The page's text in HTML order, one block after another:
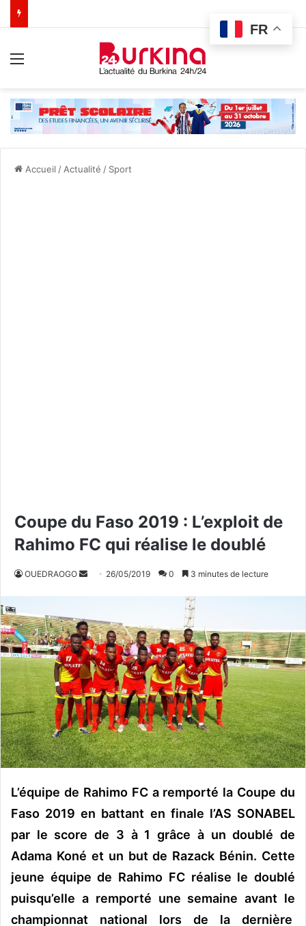
Accueil / Actualité / Sport
Coupe du Faso 2019 : L’exploit de
Rahimo FC qui réalise le doublé
OUEDRAOGO
o
y
e
r
u
n
c
o
u
r
r
e
26/05/2019 0 3 minutes de lecture
L’équipe de Rahimo FC a remporté la Coupe du
Faso 2019 en battant en finale l’AS SONABEL
par le score de 3 à 1 grâce à un doublé de
Adama Koné et un but de Razack Bénin. Cette
jeune équipe de Rahimo FC réalise le doublé
puisqu’elle a remporté une semaine avant le
championnat national lors de la dernière
FR